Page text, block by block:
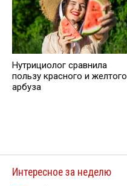
Нутрициолог сравнила
пользу красного и желтого
арбуза
Интересное за неделю